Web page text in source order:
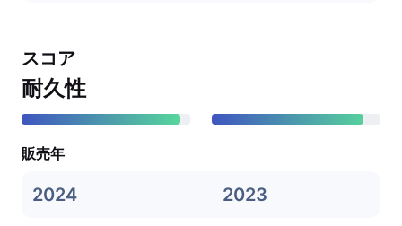
スコア
耐久性
販売年
2024 2023